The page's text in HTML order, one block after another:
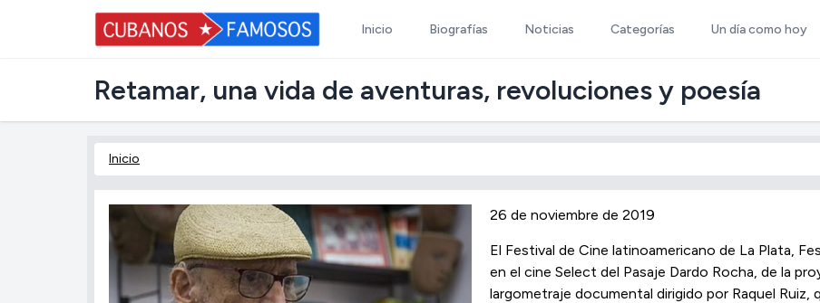
Inicio Biografías Noticias Categorías Un día como hoy
Retamar, una vida de aventuras, revoluciones y poesía
Inicio
26 de noviembre de 2019
El Festival de Cine latinoamericano de La Plata,
en el cine Select del Pasaje Dardo Rocha, de la
largometraje documental dirigido por Raquel